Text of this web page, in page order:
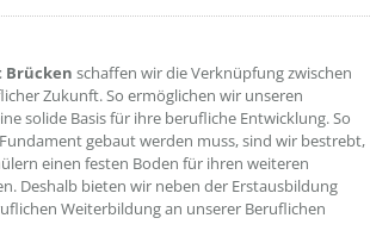
Brücken schaffen wir die Verknüpfung zwischen
Zukunft. So ermöglichen wir unseren
solide Basis für ihre berufliche Entwicklung. So
gebaut werden muss, sind wir bestrebt,
einen festen Boden für ihren weiteren
Deshalb bieten wir neben der Erstausbildung
Weiterbildung an unserer Beruflichen